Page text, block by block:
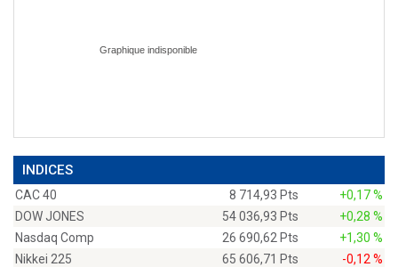
INDICES
CAC 40 8 714,93 Pts
+0,17 %
DOW JONES
54 036,93 Pts
+0,28 %
Nasdaq Comp
26 690,62 Pts
+1,30 %
Nikkei 225
65 606,71 Pts -0,12 %